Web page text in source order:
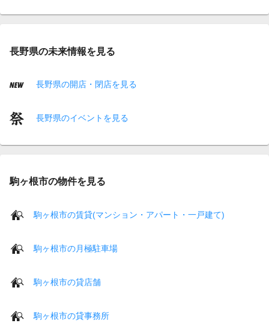
長野県の未来情報を見る
長野県の開店・閉店を見る
長野県のイベントを見る
駒ヶ根市の物件を見る
駒ヶ根市の賃貸(マンション・アパート・一戸建て)
駒ヶ根市の月極駐車場
駒ヶ根市の貸店舗
駒ヶ根市の貸事務所